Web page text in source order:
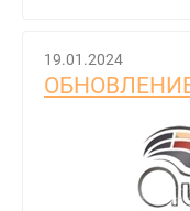
19.01.2024
ОБНОВЛЕНИЕ